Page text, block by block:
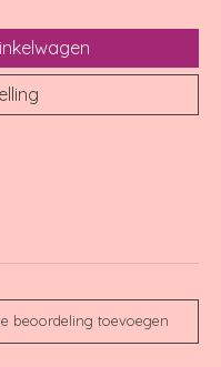
beoordeling toevoegen